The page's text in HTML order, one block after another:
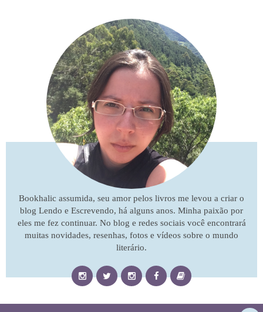
Bookhalic assumida, seu amor pelos livros me levou a criar o
blog Lendo e Escrevendo, há alguns anos. Minha paixão por
eles me fez continuar. No blog e redes sociais você encontrará
muitas novidades, resenhas, fotos e vídeos sobre o mundo
literário.